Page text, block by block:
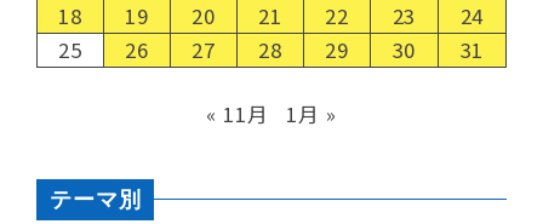
18
19 20 21 22 23
24
25
26 27 28 29 30 31
« 11月 1月 »
テーマ別